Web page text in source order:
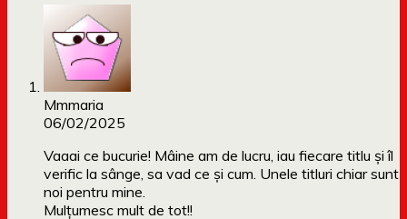
Mmmaria
06/02/2025
Vaaai ce bucurie! Mâine am de lucru, iau fiecare titlu și îl
verific la sânge, sa vad ce și cum. Unele titluri chiar sunt
noi pentru mine.
Mulțumesc mult de tot!!